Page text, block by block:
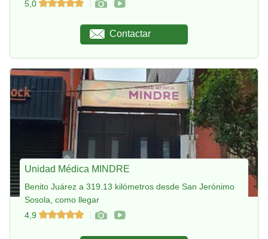
5,0
Contactar
Unidad Médica MINDRE
Benito Juárez a 319.13 kilómetros desde San Jerónimo
Sosola, como llegar
4,9